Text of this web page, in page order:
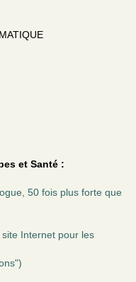
et Santé :
50 fois plus forte que
Internet pour les